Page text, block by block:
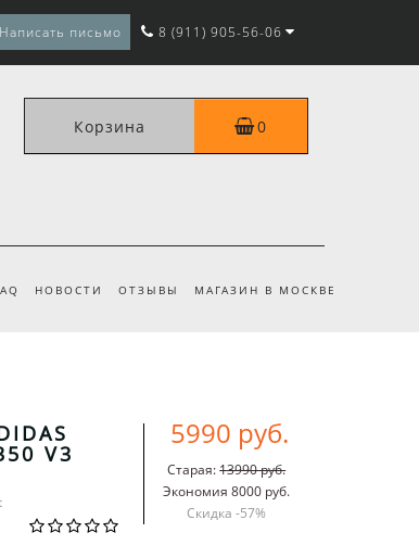
Написать письмо 8 (911) 905-56-06
Корзина 0
НОВОСТИ ОТЗЫВЫ МАГАЗИН В МОСКВЕ
V3
5990 руб.
Старая:13990 руб.
Экономия 8000 руб.
Скидка -57%